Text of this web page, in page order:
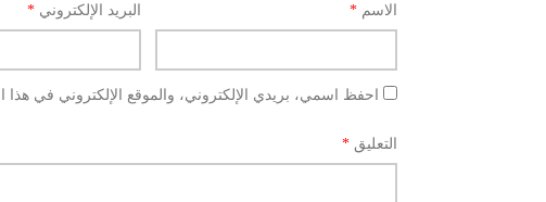
الاسم * البريد الإلكتروني *
احفظ اسمي، بريدي الإلكتروني، والموقع الإلكتروني في هذا
التعليق *